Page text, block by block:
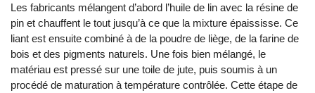
Les fabricants mélangent d’abord l’huile de lin avec la résine de
pin et chauffent le tout jusqu’à ce que la mixture épaississe. Ce
liant est ensuite combiné à de la poudre de liège, de la farine de
bois et des pigments naturels. Une fois bien mélangé, le
matériau est pressé sur une toile de jute, puis soumis à un
procédé de maturation à température contrôlée. Cette étape de